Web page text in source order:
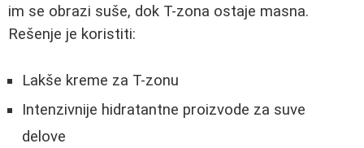
im se obrazi suše, dok T-zona ostaje masna.
Rešenje je koristiti:
Lakše kreme za T-zonu
Intenzivnije hidratantne proizvode za suve
delove